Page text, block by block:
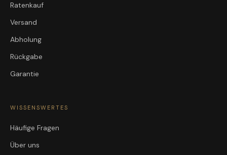
Ratenkauf
Versand
Abholung
Rückgabe
Garantie
WISSENSWERTES
Häufige Fragen
Über uns